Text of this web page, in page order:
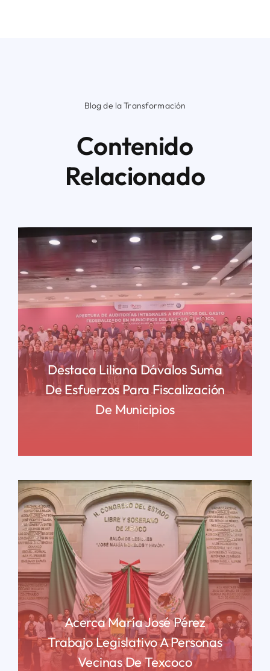
Blog de la Transformación
Contenido
Relacionado
Destaca Liliana Dávalos Suma
De Esfuerzos Para Fiscalización
De Municipios
Acerca María José Pérez
Trabajo Legislativo A Personas
Vecinas De Texcoco